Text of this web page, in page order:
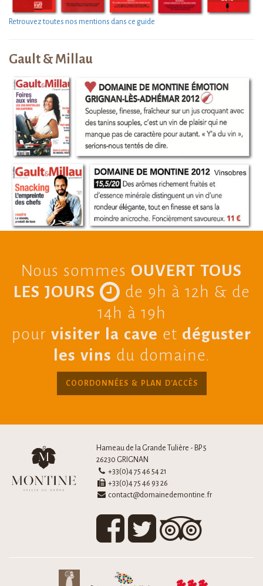
Retrouvez toutes nos mentions dans ce guide
Gault & Millau
Nous sommes OUVERT TOUS
LES JOURS
de 9h à 12h & de
14h à 19h
pour visiter la cave et déguster
les vins du domaine.
COORDONNÉES & PLAN D'ACCÈS
Hameau de la Grande Tulière - BP 5
26230 GRIGNAN
+33(0)4 75 46 54 21
+33(0)4 75 46 93 26
contact@domainedemontine.fr